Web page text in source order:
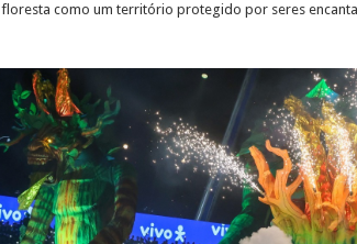
como um território protegido por seres